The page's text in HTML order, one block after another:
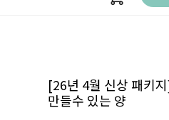
[26년 4월 신상 패키
만들수 있는 양